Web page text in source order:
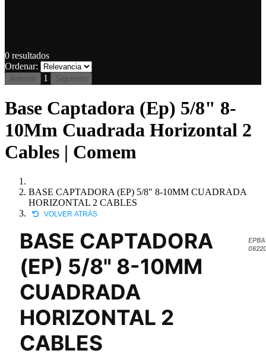
0 resultados
Ordenar:
Anterior 1 Siguiente
Base Captadora (Ep) 5/8" 8-
10Mm Cuadrada Horizontal 2
Cables | Comem
BASE CAPTADORA (EP) 5/8" 8-10MM CUADRADA
HORIZONTAL 2 CABLES
VOLVER ATRÁS
BASE CAPTADORA
(EP) 5/8" 8-10MM
CUADRADA
HORIZONTAL 2
CABLES